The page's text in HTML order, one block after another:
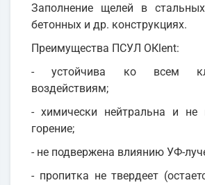
Заполнение щелей в
бетонных и др. конструкциях.
Преимущества ПСУЛ OКlent:
- устойчива ко всем
воздействиям;
- химически нейтральна и не
горение;
- не подвержена влиянию УФ-
- пропитка не твердеет